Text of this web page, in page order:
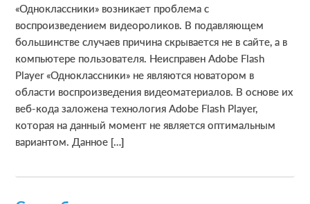
«Одноклассники» возникает проблема с
воспроизведением видеороликов. В подавляющем
большинстве случаев причина скрывается не в сайте, а в
компьютере пользователя. Неисправен Adobe Flash
Player «Одноклассники» не являются новатором в
области воспроизведения видеоматериалов. В основе их
веб-кода заложена технология Adobe Flash Player,
которая на данный момент не является оптимальным
вариантом. Данное […]